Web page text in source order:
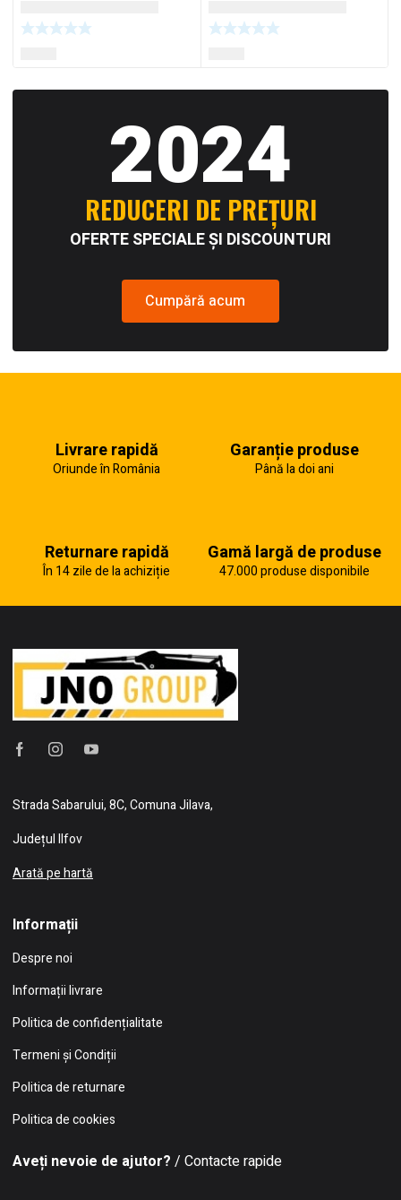
2024
REDUCERI DE PREȚURI
OFERTE SPECIALE ȘI DISCOUNTURI
Cumpără acum
Livrare rapidă
Oriunde în România
Garanție produse
Până la doi ani
Returnare rapidă
În 14 zile de la achiziție
Gamă largă de produse
47.000 produse disponibile
Strada Sabarului, 8C, Comuna Jilava,
Județul Ilfov
Arată pe hartă
Informații
Despre noi
Informații livrare
Politica de confidențialitate
Termeni și Condiții
Politica de returnare
Politica de cookies
Aveți nevoie de ajutor? / Contacte rapide